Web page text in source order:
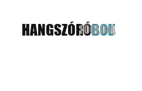
HANGSZÓRÓBOLT
FŐOLDAL